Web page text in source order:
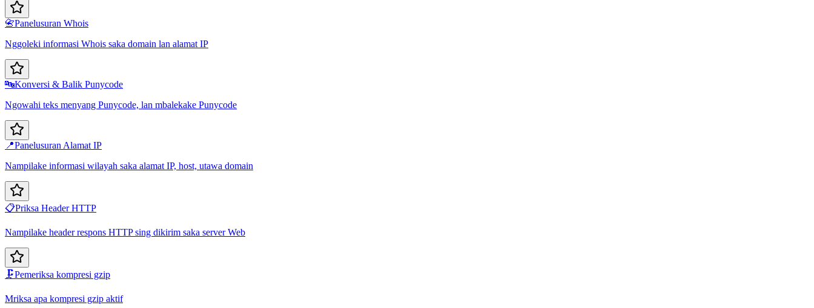
📇Panelusuran Whois
Nggoleki informasi Whois saka domain lan alamat IP
🔤Konversi & Balik Punycode
Ngowahi teks menyang Punycode, lan mbalekake Punycode
📍Panelusuran Alamat IP
Nampilake informasi wilayah saka alamat IP, host, utawa domain
📋Priksa Header HTTP
Nampilake header respons HTTP sing dikirim saka server Web
🗜️Pemeriksa kompresi gzip
Mriksa apa kompresi gzip aktif